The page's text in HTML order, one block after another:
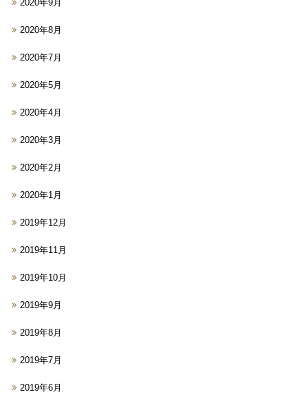
2020年9月
2020年8月
2020年7月
2020年5月
2020年4月
2020年3月
2020年2月
2020年1月
2019年12月
2019年11月
2019年10月
2019年9月
2019年8月
2019年7月
2019年6月